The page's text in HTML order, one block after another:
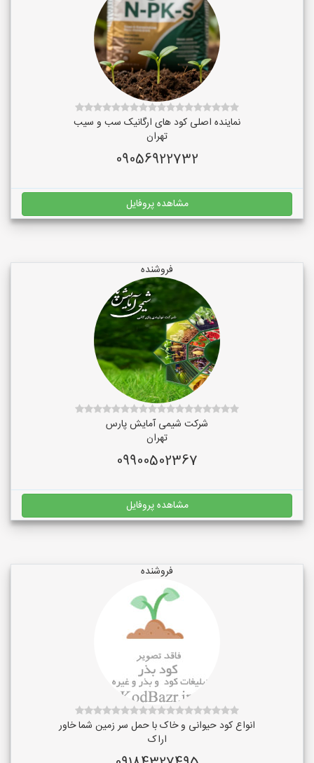
نماینده اصلی کود های ارگانیک سب و سیب
تهران
09056922732
مشاهده پروفایل
فروشنده
شرکت شیمی آمایش پارس
تهران
09900502367
مشاهده پروفایل
فروشنده
انواع کود حیوانی و خاک با حمل سر زمین شما خاور
اراک